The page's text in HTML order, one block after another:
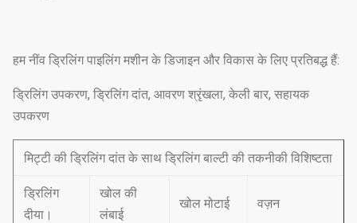
हम नींव ड्रिलिंग पाइलिंग मशीन के डिजाइन और विकास के लिए प्रतिबद्ध हैं:
ड्रिलिंग उपकरण, ड्रिलिंग दांत, आवरण श्रृंखला, केली बार, सहायक
उपकरण
मिट्टी की ड्रिलिंग दांत के साथ ड्रिलिंग बाल्टी की तकनीकी विशिष्टता
ड्रिलिंग
दीया।
खोल की
लंबाई
खोल मोटाई वज़न